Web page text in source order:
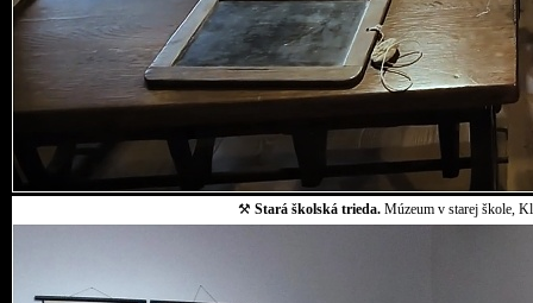
⚒ Stará školská trieda. Múzeum v starej škole,